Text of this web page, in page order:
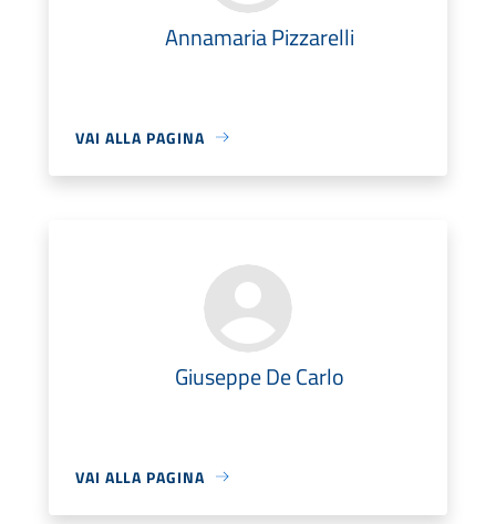
Annamaria Pizzarelli
VAI ALLA PAGINA
Giuseppe De Carlo
VAI ALLA PAGINA